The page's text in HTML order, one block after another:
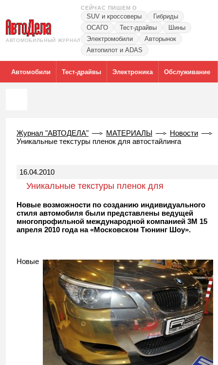
АВТОМОБИЛЬНЫЙ ЖУРНАЛ
СЕЙЧАС ПИШЕМ О
SUV и кроссоверы
Гибриды
ОСАГО
Тест-драйвы
Шины
Электромобили
Авторынок
Автопилот и ADAS
Автомобили Тест-драйвы Электроника Обслуживание
Журнал "АВТОДЕЛА" МАТЕРИАЛЫ
Новости
Уникальные текстуры пленок для автостайлинга
16.04.2010
Уникальные текстуры пленок для
Новые возможности по созданию индивидуального
стиля автомобиля были представлены ведущей
многопрофильной международной компанией 3М 15
апреля 2010 года на «Московском Тюнинг Шоу».
Новые